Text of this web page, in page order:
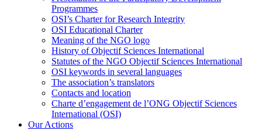
Programmes
OSI’s Charter for Research Integrity
OSI Educational Charter
Meaning of the NGO logo
History of Objectif Sciences International
Statutes of the NGO Objectif Sciences International
OSI keywords in several languages
The association’s translators
Contacts and location
Charte d’engagement de l’ONG Objectif Sciences
International (OSI)
Our Actions